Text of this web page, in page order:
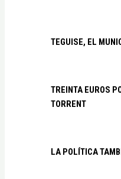
TEGUISE, EL
TREINTA EUROS
TORRENT
LA POLÍTICA